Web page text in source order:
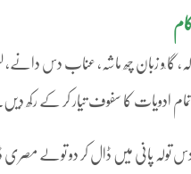
گا ٗو زبان چھ ماشہ، عناب دس دانے،
ادویات کا سفوف تیار کر کے رکھ دیں۔
دس تولہ پانی میں ڈال کر دو تولے مصری